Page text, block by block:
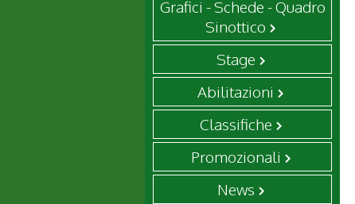
Grafici - Schede - Quadro
Sinottico
Stage
Abilitazioni
Classifiche
Promozionali
News